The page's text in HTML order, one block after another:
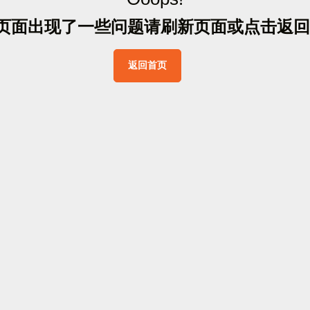
面出现了一些问题请刷新页面或点击返 回
返回首页